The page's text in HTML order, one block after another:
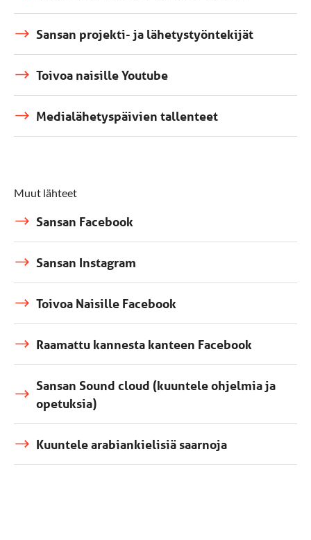
Sansan projekti- ja lähetystyöntekijät
Toivoa naisille Youtube
Medialähetyspäivien tallenteet
Muut lähteet
Sansan Facebook
Sansan Instagram
Toivoa Naisille Facebook
Raamattu kannesta kanteen Facebook
Sansan Sound cloud (kuuntele ohjelmia ja
opetuksia)
Kuuntele arabiankielisiä saarnoja